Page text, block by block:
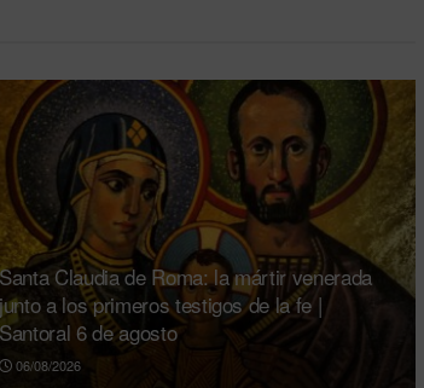
Santa Claudia de Roma: la mártir venerada
junto a los primeros testigos de la fe |
Santoral 6 de agosto
06/08/2026